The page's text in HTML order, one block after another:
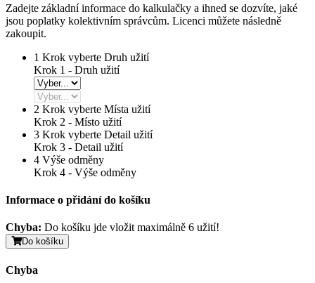
Zadejte základní informace do kalkulačky a ihned se dozvíte, jaké
jsou poplatky kolektivním správcům. Licenci můžete následně
zakoupit.
1 Krok vyberte Druh užití
Krok 1 - Druh užití
2 Krok vyberte Místa užití
Krok 2 - Místo užití
3 Krok vyberte Detail užití
Krok 3 - Detail užití
4 Výše odměny
Krok 4 - Výše odměny
Informace o přidání do košíku
Chyba: Do košíku jde vložit maximálně 6 užití!
Do košíku
Chyba